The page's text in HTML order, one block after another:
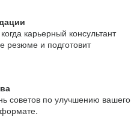
карьерный консультант
резюме и подготовит
советов по улучшению вашего